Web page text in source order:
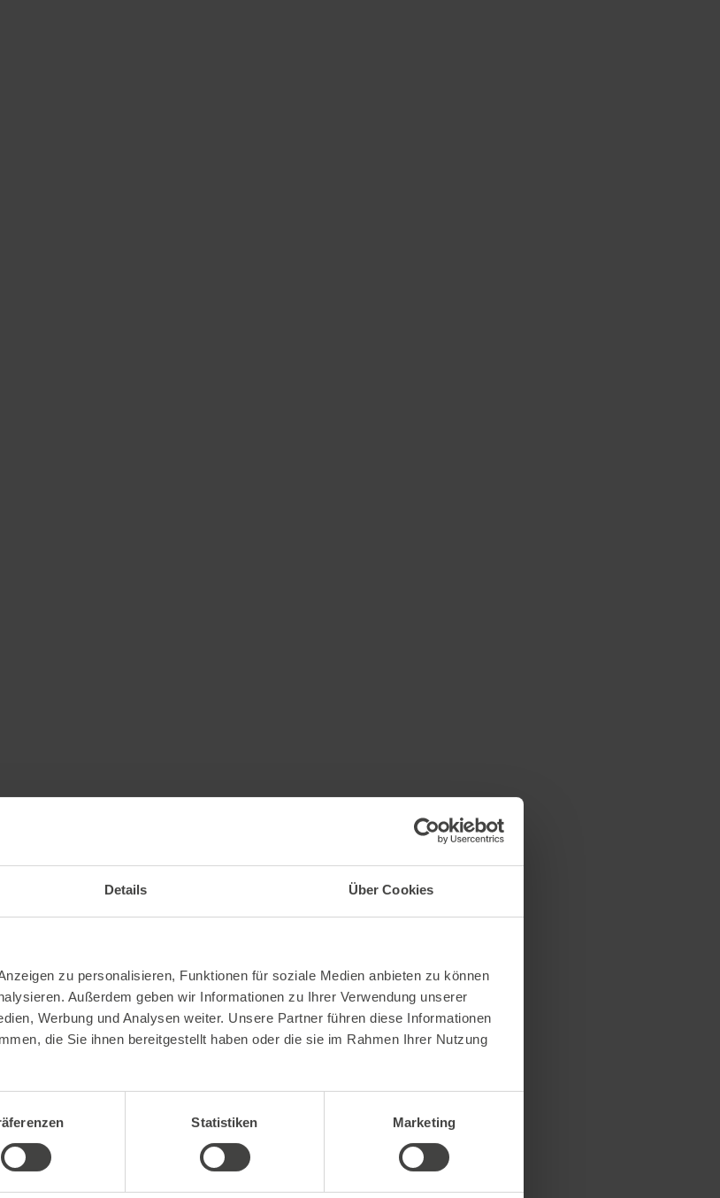
Details Über Cookies
zu personalisieren, Funktionen für soziale Medien anbieten zu können
Außerdem geben wir Informationen zu Ihrer Verwendung unserer
Werbung und Analysen weiter. Unsere Partner führen diese Informationen
die Sie ihnen bereitgestellt haben oder die sie im Rahmen Ihrer Nutzung
Statistiken Marketing